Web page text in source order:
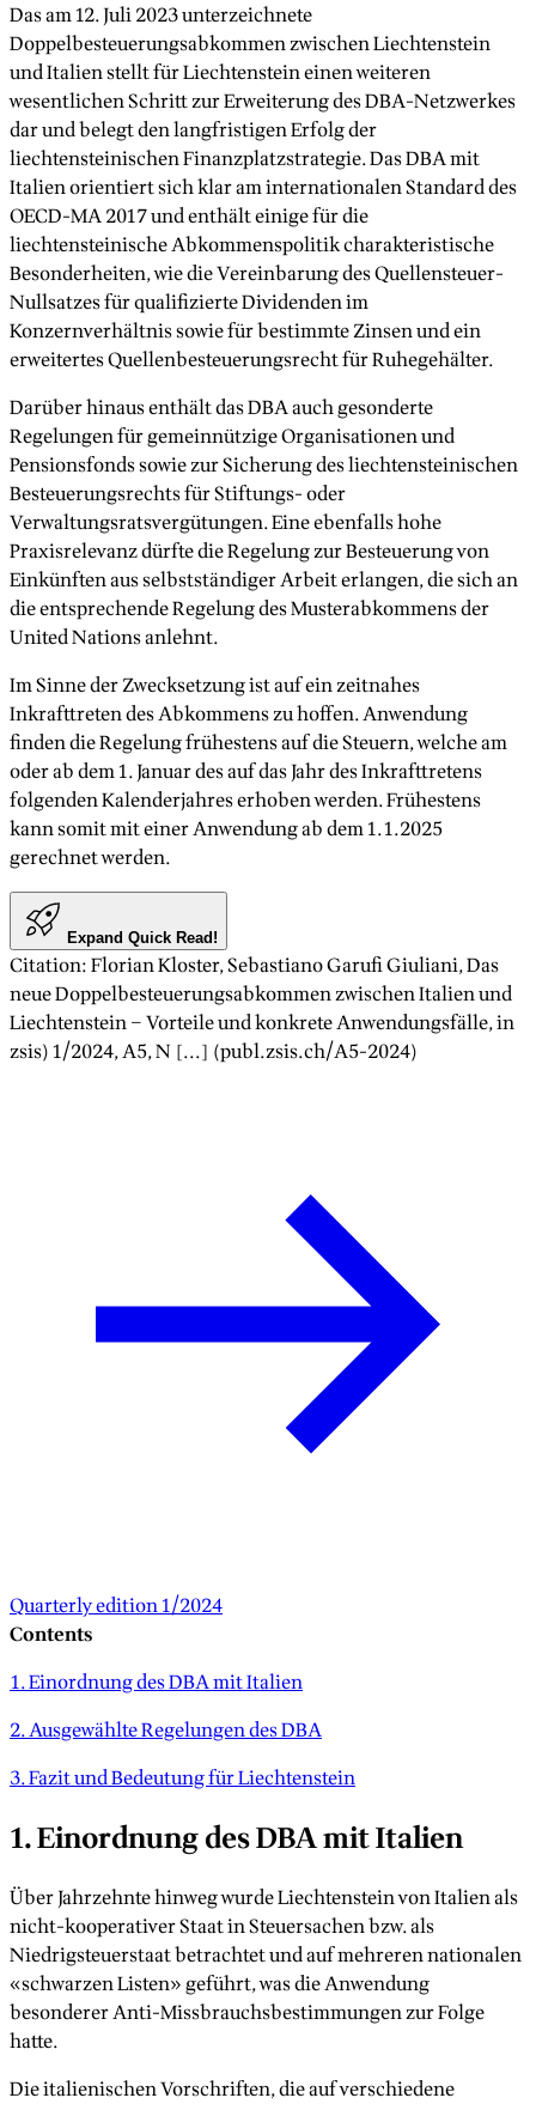
Das am 12. Juli 2023 unterzeichnete
Doppelbesteuerungsabkommen zwischen Liechtenstein
und Italien stellt für Liechtenstein einen weiteren
wesentlichen Schritt zur Erweiterung des DBA-Netzwerkes
dar und belegt den langfristigen Erfolg der
liechtensteinischen Finanzplatzstrategie. Das DBA mit
Italien orientiert sich klar am internationalen Standard des
OECD-MA 2017 und enthält einige für die
liechtensteinische Abkommenspolitik charakteristische
Besonderheiten, wie die Vereinbarung des Quellensteuer-
Nullsatzes für qualifizierte Dividenden im
Konzernverhältnis sowie für bestimmte Zinsen und ein
erweitertes Quellenbesteuerungsrecht für Ruhegehälter.
Darüber hinaus enthält das DBA auch gesonderte
Regelungen für gemeinnützige Organisationen und
Pensionsfonds sowie zur Sicherung des liechtensteinischen
Besteuerungsrechts für Stiftungs- oder
Verwaltungsratsvergütungen. Eine ebenfalls hohe
Praxisrelevanz dürfte die Regelung zur Besteuerung von
Einkünften aus selbstständiger Arbeit erlangen, die sich an
die entsprechende Regelung des Musterabkommens der
United Nations anlehnt.
Im Sinne der Zwecksetzung ist auf ein zeitnahes
Inkrafttreten des Abkommens zu hoffen. Anwendung
finden die Regelung frühestens auf die Steuern, welche am
oder ab dem 1. Januar des auf das Jahr des Inkrafttretens
folgenden Kalenderjahres erhoben werden. Frühestens
kann somit mit einer Anwendung ab dem 1.1.2025
gerechnet werden.
Expand Quick Read!
Citation:Florian Kloster, Sebastiano Garufi Giuliani,Das
neue Doppelbesteuerungsabkommen zwischen Italien und
Liechtenstein – Vorteile und konkrete Anwendungsfälle, in
zsis) 1/2024, A5, N [...] (publ.zsis.ch/A5-2024)
Quarterly edition 1/2024
Contents
1. Einordnung des DBA mit Italien
2. Ausgewählte Regelungen des DBA
3. Fazit und Bedeutung für Liechtenstein
1. Einordnung des DBA mit Italien
Über Jahrzehnte hinweg wurde Liechtenstein von Italien als
nicht-kooperativer Staat in Steuersachen bzw. als
Niedrigsteuerstaat betrachtet und auf mehreren nationalen
«schwarzen Listen» geführt, was die Anwendung
besonderer Anti-Missbrauchsbestimmungen zur Folge
hatte.
Die italienischen Vorschriften, die auf verschiedene